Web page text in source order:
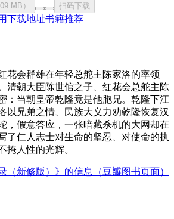
MB） 扫码下载
下载地址书籍推荐
花会群雄在年轻总舵主陈家洛的率领
清朝大臣陈世倌之子、红花会总舵主陈
：当朝皇帝乾隆竟是他胞兄。乾隆下江
以兄弟之情、民族大义力劝乾隆恢复汉
，假意答应，一张暗藏杀机的大网却在
仁人志士对生命的坚忍、对使命的执
掩人性的光辉。
（新修版）》的信息（豆瓣图书页面）